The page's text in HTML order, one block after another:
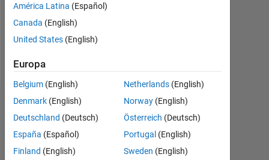
Follow
Empfehlungen
Please
login
to
América Latina (Español)
Canada (English)
United States (English)
Europa
Belgium (English)
Denmark (English)
Deutschland (Deutsch)
España (Español)
Finland (English)
Netherlands (English)
Norway (English)
Österreich (Deutsch)
Portugal (English)
Sweden (English)